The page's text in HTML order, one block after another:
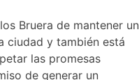
Bruera de mantener un
ciudad y también está
las promesas
de generar un